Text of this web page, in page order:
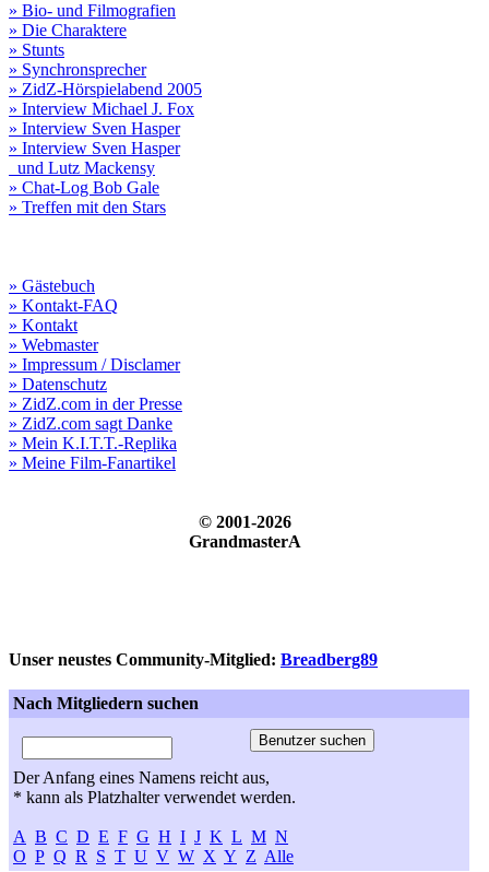
» Bio- und Filmografien
» Die Charaktere
» Stunts
» Synchronsprecher
» ZidZ-Hörspielabend 2005
» Interview Michael J. Fox
» Interview Sven Hasper
» Interview Sven Hasper
und Lutz Mackensy
» Chat-Log Bob Gale
» Treffen mit den Stars
» Gästebuch
» Kontakt-FAQ
» Kontakt
» Webmaster
» Impressum / Disclamer
» Datenschutz
» ZidZ.com in der Presse
» ZidZ.com sagt Danke
» Mein K.I.T.T.-Replika
» Meine Film-Fanartikel
© 2001-2026
GrandmasterA
Unser neustes Community-Mitglied: Breadberg89
Nach Mitgliedern suchen
Der Anfang eines Namens reicht aus,
* kann als Platzhalter verwendet werden.
A B C D E F G H I J K L M N
O P Q R S T U V W X Y Z Alle